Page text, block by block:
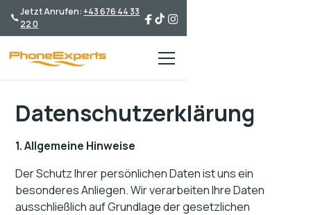
Jetzt Anrufen: +43 676 44 33
22 0
Datenschutzerklärung
1. Allgemeine Hinweise
Der Schutz Ihrer persönlichen Daten ist uns ein
besonderes Anliegen. Wir verarbeiten Ihre Daten
ausschließlich auf Grundlage der gesetzlichen